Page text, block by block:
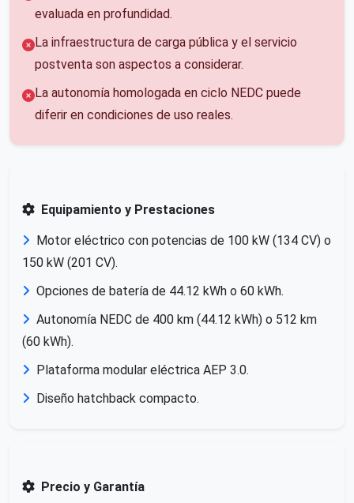
evaluada en profundidad.
La infraestructura de carga pública y el servicio
postventa son aspectos a considerar.
La autonomía homologada en ciclo NEDC puede
diferir en condiciones de uso reales.
Equipamiento y Prestaciones
Motor eléctrico con potencias de 100 kW (134 CV) o
150 kW (201 CV).
Opciones de batería de 44.12 kWh o 60 kWh.
Autonomía NEDC de 400 km (44.12 kWh) o 512 km
(60 kWh).
Plataforma modular eléctrica AEP 3.0.
Diseño hatchback compacto.
Precio y Garantía